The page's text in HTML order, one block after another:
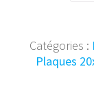
Catégories :
Plaques